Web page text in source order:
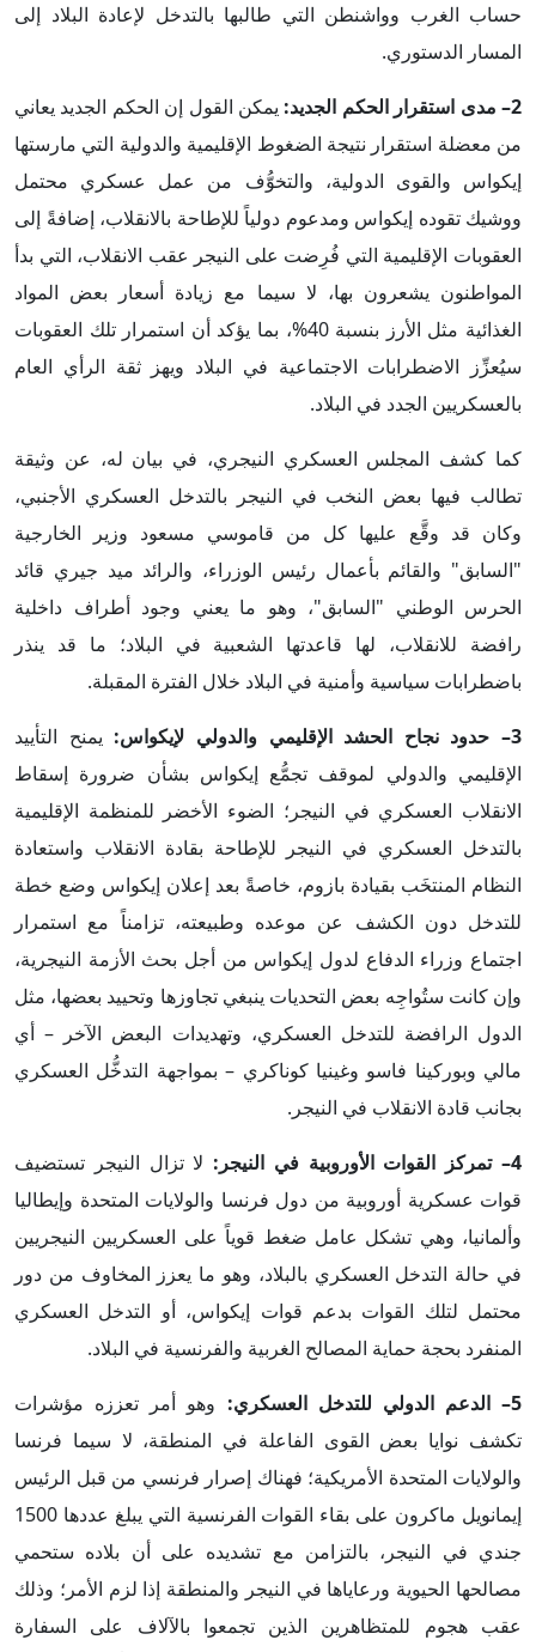
حساب الغرب وواشنطن التي طالبها بالتدخل لإعادة البلاد إلى
المسار الدستوري.
2– مدى استقرار الحكم الجديد:
يمكن القول إن الحكم الجديد يعاني
من معضلة استقرار نتيجة الضغوط الإقليمية والدولية التي مارستها
إيكواس والقوى الدولية، والتخوُّف من عمل عسكري محتمل
ووشيك تقوده إيكواس ومدعوم دولياً للإطاحة بالانقلاب، إضافةً إلى
العقوبات الإقليمية التي فُرِضت على النيجر عقب الانقلاب، التي بدأ
المواطنون يشعرون بها، لا سيما مع زيادة أسعار بعض المواد
الغذائية مثل الأرز بنسبة 40%، بما يؤكد أن استمرار تلك العقوبات
سيُعزِّز الاضطرابات الاجتماعية في البلاد ويهز ثقة الرأي العام
بالعسكريين الجدد في البلاد.
كما كشف المجلس العسكري النيجري، في بيان له، عن وثيقة
تطالب فيها بعض النخب في النيجر بالتدخل العسكري الأجنبي،
وكان قد وقَّع عليها كل من قاموسي مسعود وزير الخارجية
"السابق" والقائم بأعمال رئيس الوزراء، والرائد ميد جيري قائد
الحرس الوطني "السابق"، وهو ما يعني وجود أطراف داخلية
رافضة للانقلاب، لها قاعدتها الشعبية في البلاد؛ ما قد ينذر
باضطرابات سياسية وأمنية في البلاد خلال الفترة المقبلة.
3– حدود نجاح الحشد الإقليمي والدولي لإيكواس:
يمنح التأييد
الإقليمي والدولي لموقف تجمُّع إيكواس بشأن ضرورة إسقاط
الانقلاب العسكري في النيجر؛ الضوء الأخضر للمنظمة الإقليمية
بالتدخل العسكري في النيجر للإطاحة بقادة الانقلاب واستعادة
النظام المنتخَب بقيادة بازوم، خاصةً بعد إعلان إيكواس وضع خطة
للتدخل دون الكشف عن موعده وطبيعته، تزامناً مع استمرار
اجتماع وزراء الدفاع لدول إيكواس من أجل بحث الأزمة النيجرية،
وإن كانت ستُواجِه بعض التحديات ينبغي تجاوزها وتحييد بعضها، مثل
الدول الرافضة للتدخل العسكري، وتهديدات البعض الآخر – أي
مالي وبوركينا فاسو وغينيا كوناكري – بمواجهة التدخُّل العسكري
بجانب قادة الانقلاب في النيجر.
4– تمركز القوات الأوروبية في النيجر:
لا تزال النيجر تستضيف
قوات عسكرية أوروبية من دول فرنسا والولايات المتحدة وإيطاليا
وألمانيا، وهي تشكل عامل ضغط قوياً على العسكريين النيجريين
في حالة التدخل العسكري بالبلاد، وهو ما يعزز المخاوف من دور
محتمل لتلك القوات بدعم قوات إيكواس، أو التدخل العسكري
المنفرد بحجة حماية المصالح الغربية والفرنسية في البلاد.
5– الدعم الدولي للتدخل العسكري:
وهو أمر تعززه مؤشرات
تكشف نوايا بعض القوى الفاعلة في المنطقة، لا سيما فرنسا
والولايات المتحدة الأمريكية؛ فهناك إصرار فرنسي من قبل الرئيس
إيمانويل ماكرون على بقاء القوات الفرنسية التي يبلغ عددها 1500
جندي في النيجر، بالتزامن مع تشديده على أن بلاده ستحمي
مصالحها الحيوية ورعاياها في النيجر والمنطقة إذا لزم الأمر؛ وذلك
عقب هجوم للمتظاهرين الذين تجمعوا بالآلاف على السفارة